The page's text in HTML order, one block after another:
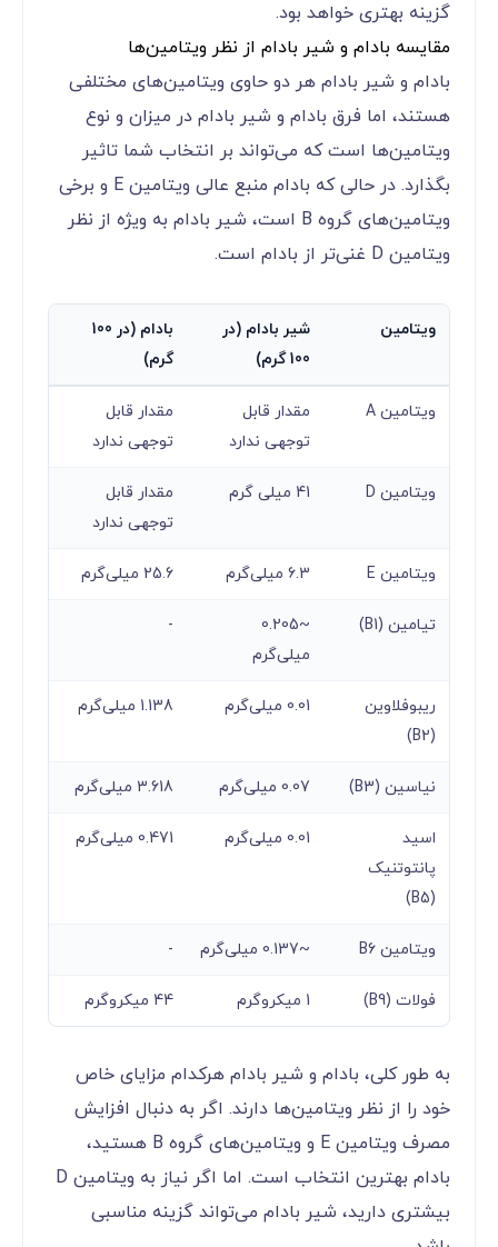
گزینه بهتری خواهد بود.
مقایسه بادام و شیر بادام از نظر ویتامین‌ها
بادام و شیر بادام هر دو حاوی ویتامین‌های مختلفی
هستند، اما فرق بادام و شیر بادام در میزان و نوع
ویتامین‌ها است که می‌تواند بر انتخاب شما تاثیر
بگذارد. در حالی که بادام منبع عالی ویتامین E و برخی
ویتامین‌های گروه B است، شیر بادام به ویژه از نظر
ویتامین D غنی‌تر از بادام است.
ویتامین
شیر بادام (در
100 گرم)
بادام (در 100
گرم)
ویتامین A
مقدار قابل
توجهی ندارد
مقدار قابل
توجهی ندارد
ویتامین D 41 میلی گرم
مقدار قابل
توجهی ندارد
ویتامین E 6.3 میلی‌گرم 25.6 میلی‌گرم
تیامین (B1)
~0.205
میلی‌گرم
-
ریبوفلاوین
(B2)
0.01 میلی‌گرم 1.138 میلی‌گرم
نیاسین (B3) 0.07 میلی‌گرم 3.618 میلی‌گرم
اسید
پانتوتنیک
(B5)
0.01 میلی‌گرم 0.471 میلی‌گرم
ویتامین B6 ~0.137 میلی‌گرم -
فولات (B9) 1 میکروگرم 44 میکروگرم
به طور کلی، بادام و شیر بادام هرکدام مزایای خاص
خود را از نظر ویتامین‌ها دارند. اگر به دنبال افزایش
مصرف ویتامین E و ویتامین‌های گروه B هستید،
بادام بهترین انتخاب است. اما اگر نیاز به ویتامین D
بیشتری دارید، شیر بادام می‌تواند گزینه مناسبی